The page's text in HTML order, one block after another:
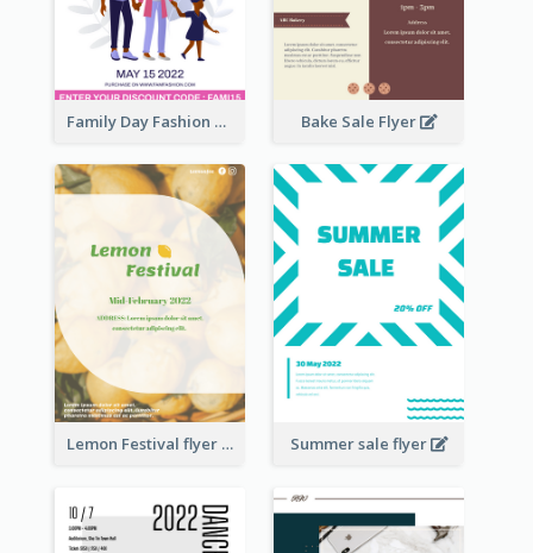
Family Day Fashion Sales Flyer Bake Sale Flyer
Lemon Festival flyer Summer sale flyer